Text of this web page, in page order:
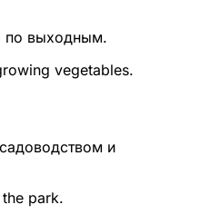
выходным.
vegetables.
и
park.